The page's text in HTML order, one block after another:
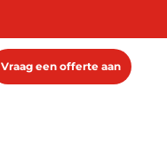
Vraag een offerte aan